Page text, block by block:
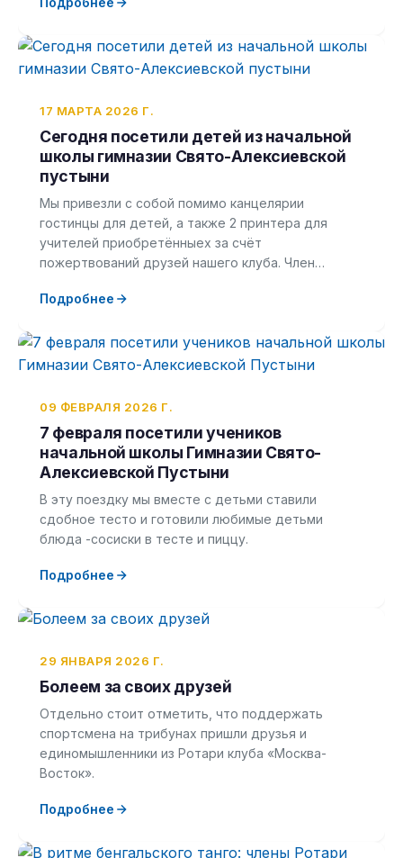
17 МАРТА 2026 Г.
Сегодня посетили детей из начальной
школы гимназии Свято-Алексиевской
пустыни
Мы привезли с собой помимо канцелярии
гостинцы для детей, а также 2 принтера для
учителей приобретённыех за счёт
пожертвований друзей нашего клуба. Член…
Подробнее
09 ФЕВРАЛЯ 2026 Г.
7 февраля посетили учеников
начальной школы Гимназии Свято-
Алексиевской Пустыни
В эту поездку мы вместе с детьми ставили
сдобное тесто и готовили любимые детьми
блюда -сосиски в тесте и пиццу.
Подробнее
29 ЯНВАРЯ 2026 Г.
Болеем за своих друзей
Отдельно стоит отметить, что поддержать
спортсмена на трибунах пришли друзья и
единомышленники из Ротари клуба «Москва-
Восток».
Подробнее